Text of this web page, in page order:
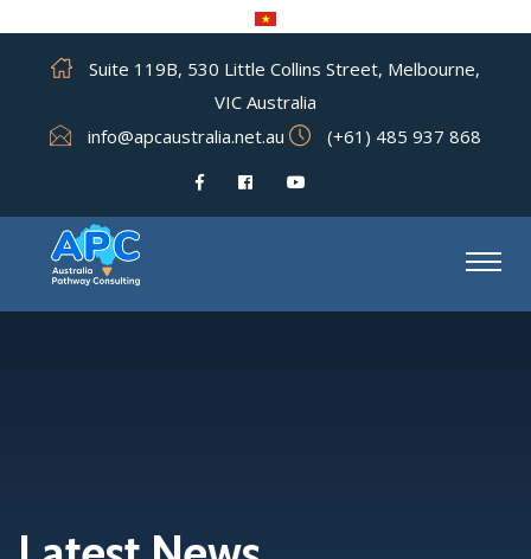
Suite 119B, 530 Little Collins Street, Melbourne,
VIC Australia
info@apcaustralia.net.au
(+61) 485 937 868